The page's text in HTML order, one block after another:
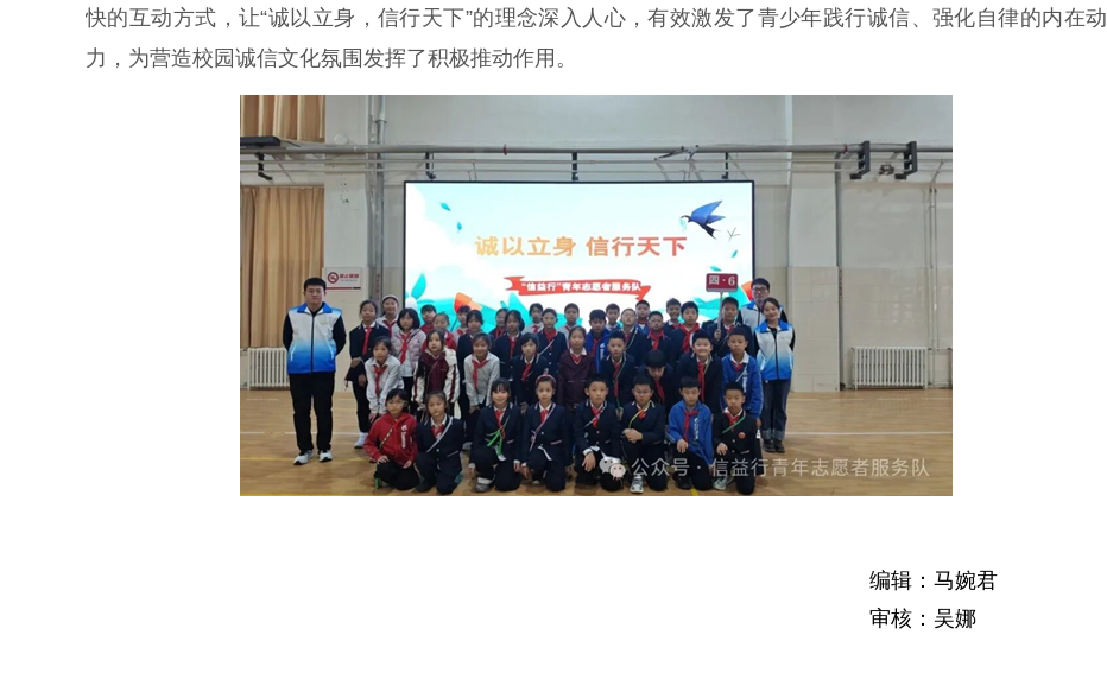
快的互动方式，让“诚以立身，信行天下”的理念深入人心，有效激发了青少年践行诚信、强化自律的内在动
力，为营造校园诚信文化氛围发挥了积极推动作用。
编辑：马婉君
审核：吴娜